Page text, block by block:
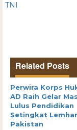
TNI
Related Posts
Perwira Korps
AD Raih Gelar
Lulus Pendidikan
Setingkat
Pakistan